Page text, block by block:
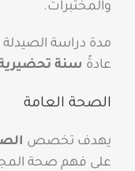
والمختبرات.
مدة دراسة
عادةً سنة
الصحة العامة
يهدف تخصص
على فهم صحة